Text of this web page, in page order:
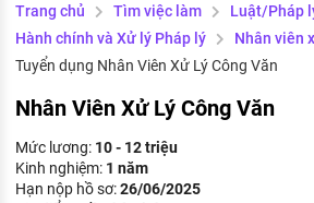
Việc làm ngành luật
Việc làm lương cao
Việc làm tốt nhất
CÔNG TY
Tải CV lên
Tạo CV trực tuyến
MẪU CV THEO STYLE
Mẫu CV đơn giản
Tính thuế thu nhập cá nhân
Tính trợ cấp thất nghiệp
Chính sách mới
PHÁP LUẬT LAO ĐỘNG
Lao động và tiền lương
Bảo hiểm và phúc lợi
Trang chủ Tìm việc làm
Luật/Pháp
Hành chính và Xử lý Pháp lý
Nhân viên
Tuyển dụng Nhân Viên Xử Lý Công Văn
Nhân Viên Xử Lý Công Văn
Mức lương: 10 - 12 triệu
Kinh nghiệm: 1 năm
Hạn nộp hồ sơ:26/06/2025